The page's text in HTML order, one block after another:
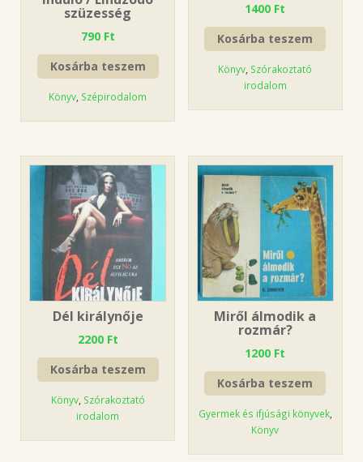
szüzesség
790 Ft
Kosárba teszem
Könyv Szépirodalom
1400 Ft
Kosárba teszem
Könyv Szórakoztató
irodalom
Dél királynője
2200 Ft
Kosárba teszem
Könyv, Szórakoztató
irodalom
Miről álmodik a
rozmár?
1200 Ft
Kosárba teszem
Gyermek és ifjúsági könyvek,
Könyv